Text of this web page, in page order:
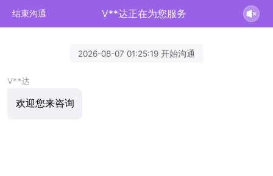
结束沟通 V**达正在为您服务
2026-08-07 01:25:19 开始沟通
V**达
欢迎您来咨询